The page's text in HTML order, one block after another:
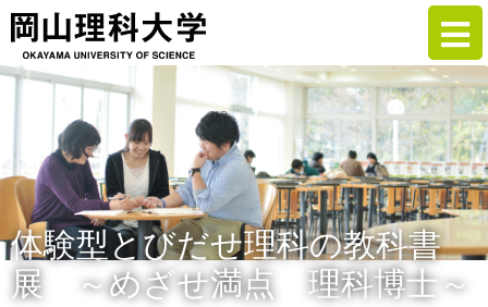
体験型とびだせ理科の教科書
展 ～めざせ満点 理科博士～